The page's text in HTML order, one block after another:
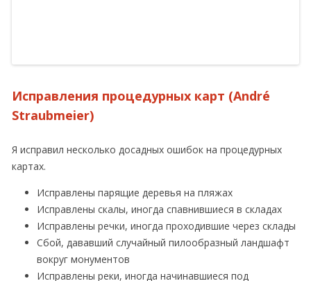
Исправления процедурных карт (André
Straubmeier)
Я исправил несколько досадных ошибок на процедурных
картах.
Исправлены парящие деревья на пляжах
Исправлены скалы, иногда спавнившиеся в складах
Исправлены речки, иногда проходившие через склады
Сбой, дававший случайный пилообразный ландшафт
вокруг монументов
Исправлены реки, иногда начинавшиеся под